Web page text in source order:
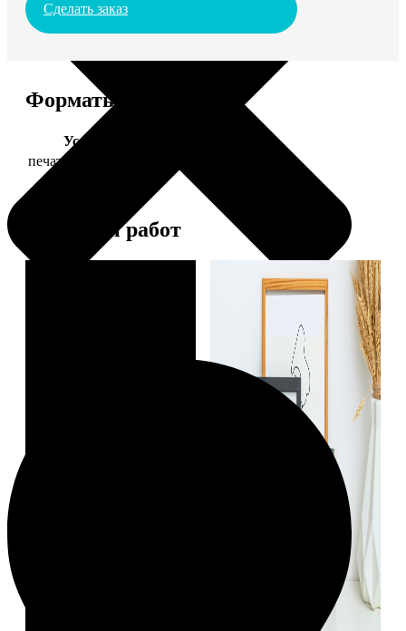
Сделать заказ
Форматы и цены
Услуга
печать фото 20х30
Примеры работ